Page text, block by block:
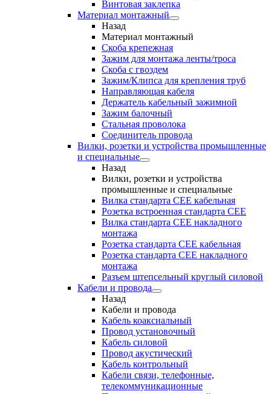
Винтовая заклепка
Материал монтажный
Назад
Материал монтажный
Скоба крепежная
Зажим для монтажа ленты/троса
Скоба с гвоздем
Зажим/Клипса для крепления труб
Направляющая кабеля
Держатель кабельный зажимной
Зажим балочный
Стальная проволока
Соединитель провода
Вилки, розетки и устройства промышленные
и специальные
Назад
Вилки, розетки и устройства
промышленные и специальные
Вилка стандарта CEE кабельная
Розетка встроенная стандарта CEE
Вилка стандарта CEE накладного
монтажа
Розетка стандарта СЕЕ кабельная
Розетка стандарта СЕЕ накладного
монтажа
Разъем штепсельный круглый силовой
Кабели и провода
Назад
Кабели и провода
Кабель коаксиальный
Провод установочный
Кабель силовой
Провод акустический
Кабель контрольный
Кабели связи, телефонные,
телекоммуникационные